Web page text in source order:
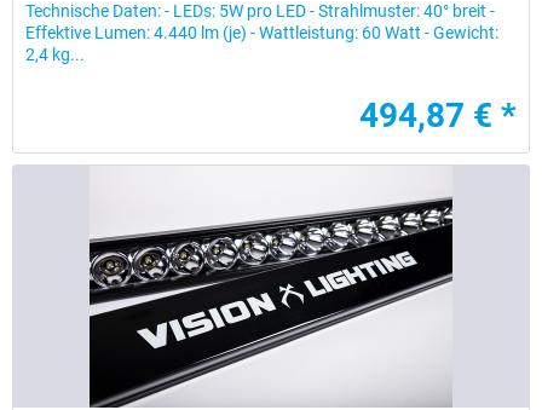
Technische Daten: - LEDs: 5W pro LED - Strahlmuster: 40° breit -
Effektive Lumen: 4.440 lm (je) - Wattleistung: 60 Watt - Gewicht:
2,4 kg...
494,87 € *